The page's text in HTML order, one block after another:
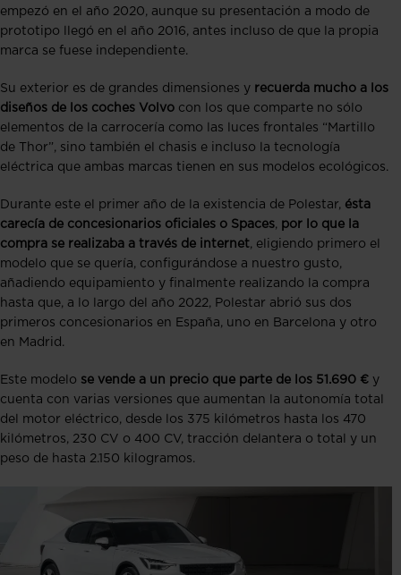
empezó en el año 2020, aunque su presentación a modo de
prototipo llegó en el año 2016, antes incluso de que la propia
marca se fuese independiente.
Su exterior es de grandes dimensiones y recuerda mucho a los
diseños de los coches Volvo con los que comparte no sólo
elementos de la carrocería como las luces frontales “Martillo
de Thor”, sino también el chasis e incluso la tecnología
eléctrica que ambas marcas tienen en sus modelos ecológicos.
Durante este el primer año de la existencia de Polestar, ésta
carecía de concesionarios oficiales o Spaces, por lo que la
compra se realizaba a través de internet, eligiendo primero el
modelo que se quería, configurándose a nuestro gusto,
añadiendo equipamiento y finalmente realizando la compra
hasta que, a lo largo del año 2022, Polestar abrió sus dos
primeros concesionarios en España, uno en Barcelona y otro
en Madrid.
Este modelo se vende a un precio que parte de los 51.690 € y
cuenta con varias versiones que aumentan la autonomía total
del motor eléctrico, desde los 375 kilómetros hasta los 470
kilómetros, 230 CV o 400 CV, tracción delantera o total y un
peso de hasta 2.150 kilogramos.